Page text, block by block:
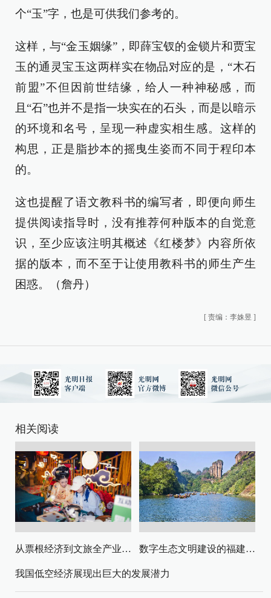
个“玉”字，也是可供我们参考的。
这样，与“金玉姻缘”，即薛宝钗的金锁片和贾宝
玉的通灵宝玉这两样实在物品对应的是，“木石
前盟”不但因前世结缘，给人一种神秘感，而
且“石”也并不是指一块实在的石头，而是以暗示
的环境和名号，呈现一种虚实相生感。这样的
构思，正是脂抄本的摇曳生姿而不同于程印本
的。
这也提醒了语文教科书的编写者，即便向师生
提供阅读指导时，没有推荐何种版本的自觉意
识，至少应该注明其概述《红楼梦》内容所依
据的版本，而不至于让使用教科书的师生产生
困惑。（詹丹）
[ 责编：李姝昱 ]
相关阅读
从票根经济到文旅全产业链升级 数字生态文明建设的福建路径与启示
我国低空经济展现出巨大的发展潜力